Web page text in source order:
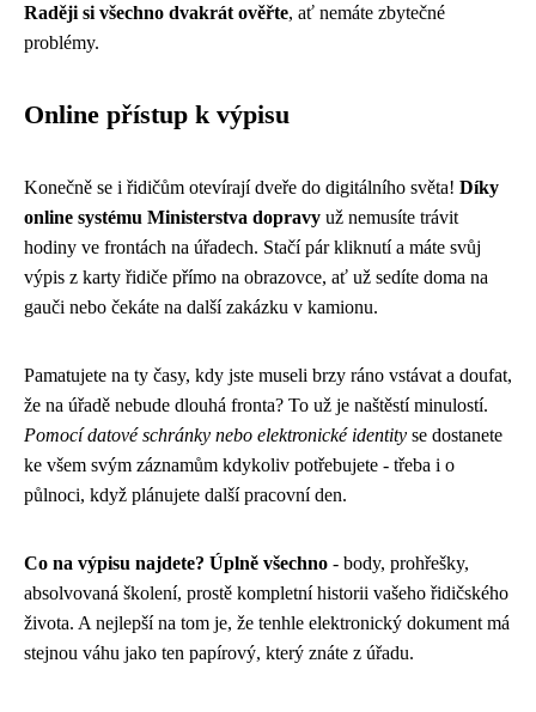
Raději si všechno dvakrát ověřte, ať nemáte zbytečné
problémy.
Online přístup k výpisu
Konečně se i řidičům otevírají dveře do digitálního světa! Díky
online systému Ministerstva dopravy už nemusíte trávit
hodiny ve frontách na úřadech. Stačí pár kliknutí a máte svůj
výpis z karty řidiče přímo na obrazovce, ať už sedíte doma na
gauči nebo čekáte na další zakázku v kamionu.
Pamatujete na ty časy, kdy jste museli brzy ráno vstávat a doufat,
že na úřadě nebude dlouhá fronta? To už je naštěstí minulostí.
Pomocí datové schránky nebo elektronické identity se dostanete
ke všem svým záznamům kdykoliv potřebujete - třeba i o
půlnoci, když plánujete další pracovní den.
Co na výpisu najdete? Úplně všechno - body, prohřešky,
absolvovaná školení, prostě kompletní historii vašeho řidičského
života. A nejlepší na tom je, že tenhle elektronický dokument má
stejnou váhu jako ten papírový, který znáte z úřadu.